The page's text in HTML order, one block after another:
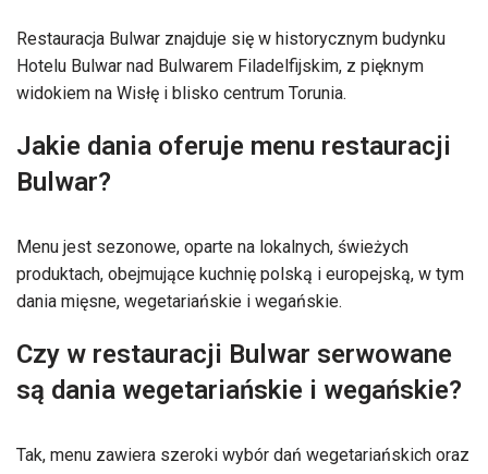
Restauracja Bulwar znajduje się w historycznym budynku
Hotelu Bulwar nad Bulwarem Filadelfijskim, z pięknym
widokiem na Wisłę i blisko centrum Torunia.
Jakie dania oferuje menu restauracji
Bulwar?
Menu jest sezonowe, oparte na lokalnych, świeżych
produktach, obejmujące kuchnię polską i europejską, w tym
dania mięsne, wegetariańskie i wegańskie.
Czy w restauracji Bulwar serwowane
są dania wegetariańskie i wegańskie?
Tak, menu zawiera szeroki wybór dań wegetariańskich oraz